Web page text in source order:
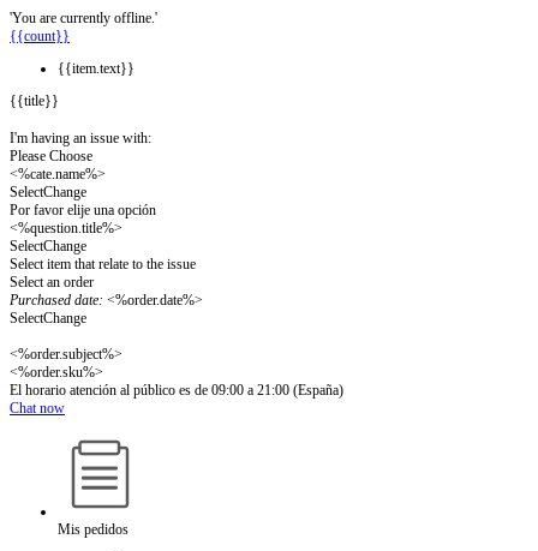
'You are currently offline.'
{{count}}
{{item.text}}
{{title}}
I'm having an issue with:
Please Choose
<%cate.name%>
SelectChange
Por favor elije una opción
<%question.title%>
SelectChange
Select item that relate to the issue
Select an order
Purchased date: <%order.date%>
SelectChange
<%order.subject%>
<%order.sku%>
El horario atención al público es de 09:00 a 21:00 (España)
Chat now
Mis pedidos